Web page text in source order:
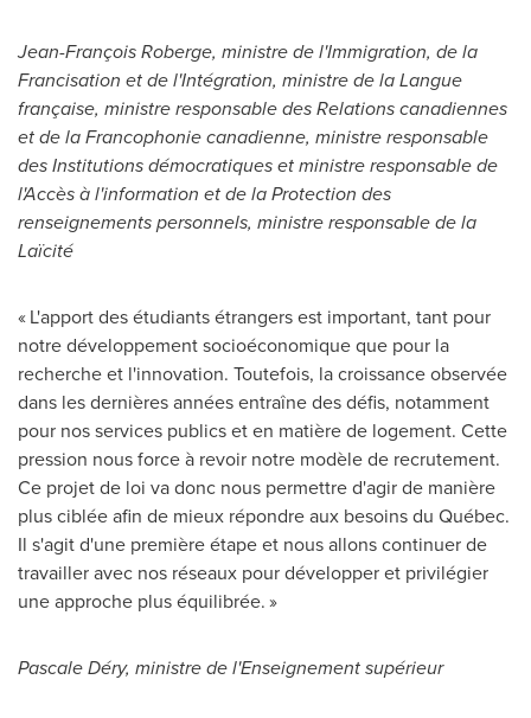
Jean-François Roberge, ministre de l'Immigration, de la
Francisation et de l'Intégration, ministre de la Langue
française, ministre responsable des Relations canadiennes
et de la Francophonie canadienne, ministre responsable
des Institutions démocratiques et ministre responsable de
l'Accès à l'information et de la Protection des
renseignements personnels, ministre responsable de la
Laïcité
« L'apport des étudiants étrangers est important, tant pour
notre développement socioéconomique que pour la
recherche et l'innovation. Toutefois, la croissance observée
dans les dernières années entraîne des défis, notamment
pour nos services publics et en matière de logement. Cette
pression nous force à revoir notre modèle de recrutement.
Ce projet de loi va donc nous permettre d'agir de manière
plus ciblée afin de mieux répondre aux besoins du Québec.
Il s'agit d'une première étape et nous allons continuer de
travailler avec nos réseaux pour développer et privilégier
une approche plus équilibrée. »
Pascale Déry, ministre de l'Enseignement supérieur